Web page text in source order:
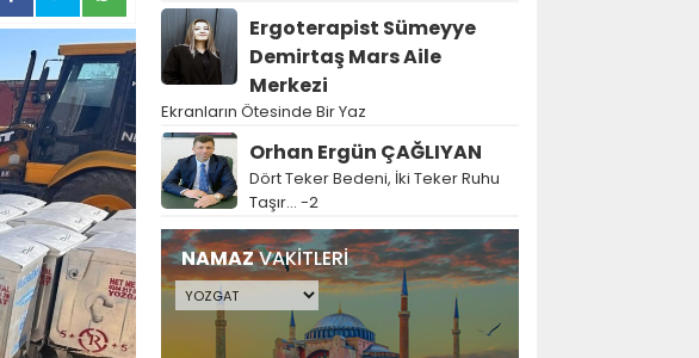
Ergoterapist Sümeyye
Demirtaş Mars Aile
Merkezi
Ekranların Ötesinde Bir Yaz
Orhan Ergün ÇAĞLIYAN
Dört Teker Bedeni, İki Teker Ruhu
Taşır… -2
NAMAZVAKİTLERİ